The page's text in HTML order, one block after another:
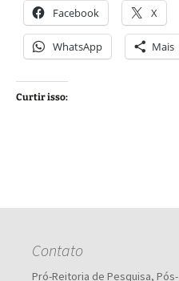
Facebook X
WhatsApp Mais
Curtir isso:
Contato
Pró-Reitoria de Pesquisa, Pós-